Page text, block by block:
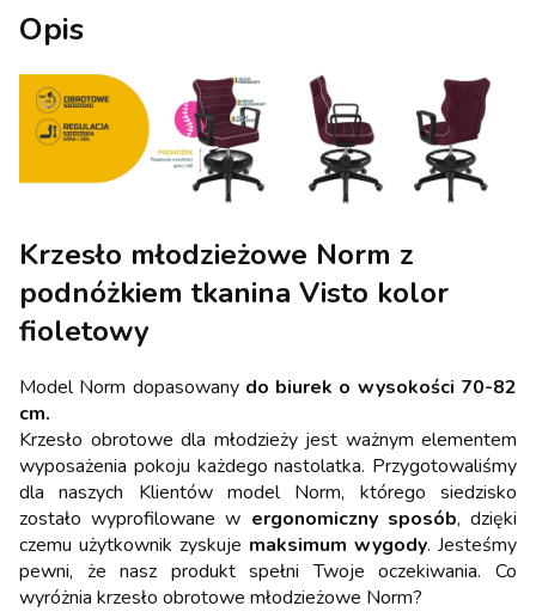
Opis
Krzesło młodzieżowe Norm z
podnóżkiem tkanina Visto kolor
fioletowy
Model Norm dopasowany do biurek o wysokości 70-82
cm.
Krzesło obrotowe dla młodzieży jest ważnym elementem
wyposażenia pokoju każdego nastolatka. Przygotowaliśmy
dla naszych Klientów model Norm, którego siedzisko
zostało wyprofilowane w ergonomiczny sposób, dzięki
czemu użytkownik zyskuje maksimum wygody. Jesteśmy
pewni, że nasz produkt spełni Twoje oczekiwania. Co
wyróżnia krzesło obrotowe młodzieżowe Norm?